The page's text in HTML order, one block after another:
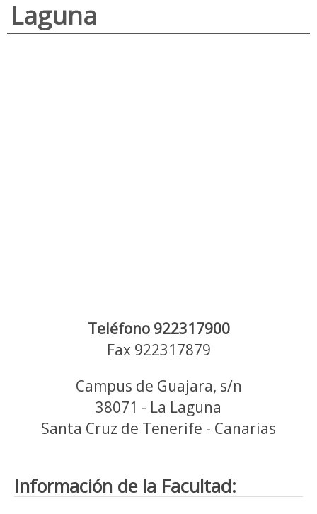
Laguna
Teléfono 922317900
Fax 922317879
Campus de Guajara, s/n
38071 - La Laguna
Santa Cruz de Tenerife - Canarias
Información de la Facultad: